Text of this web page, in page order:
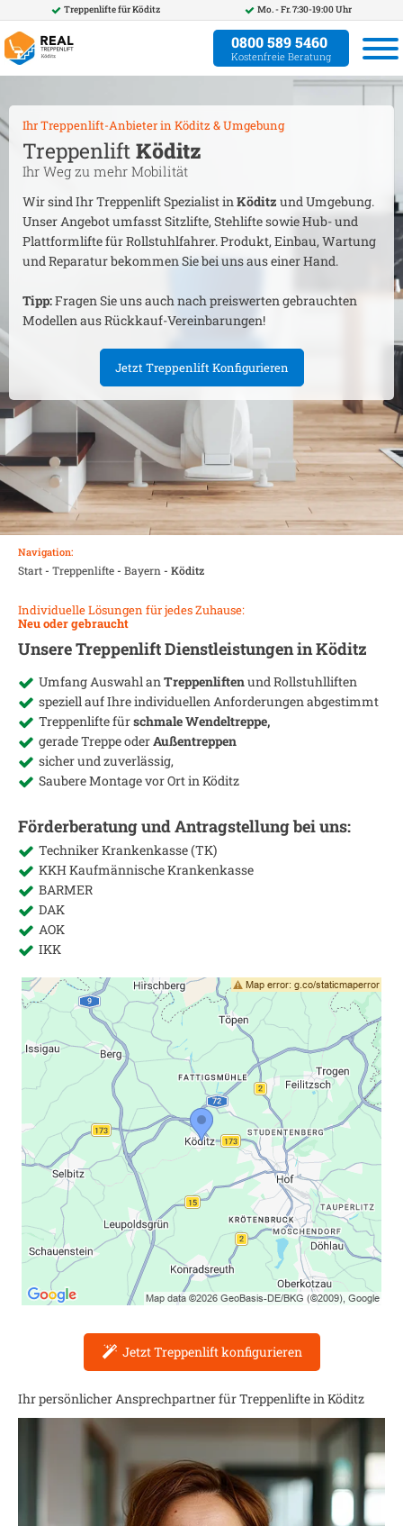
Treppenlifte fürKöditz Mo. - Fr. 7:30-19:00 Uhr
0800 589 5460
Kostenfreie Beratung
Ihr Treppenlift-Anbieter in Köditz& Umgebung
Treppenlift Köditz
Ihr Weg zu mehr Mobilität
Wir sind Ihr Treppenlift Spezialist inKöditz und Umgebung.
Unser Angebot umfasst Sitzlifte, Stehlifte sowie Hub- und
Plattformlifte für Rollstuhlfahrer. Produkt, Einbau, Wartung
und Reparatur bekommen Sie bei uns aus einer Hand.
Tipp:Fragen Sie uns auch nach preiswerten gebrauchten
Modellen aus Rückkauf-Vereinbarungen!
Jetzt Treppenlift Konfigurieren
Navigation:
Start- Treppenlifte- Bayern - Köditz
Individuelle Lösungen für jedes Zuhause:
Neu oder gebraucht
Unsere Treppenlift Dienstleistungen inKöditz
Umfang Auswahl anTreppenliftenund Rollstuhlliften
speziell auf Ihre individuellen Anforderungen abgestimmt
Treppenlifte fürschmale Wendeltreppe,
gerade Treppe oderAußentreppen
sicher und zuverlässig,
Saubere Montage vor Ort inKöditz
Förderberatung und Antragstellung bei uns:
Techniker Krankenkasse (TK)
KKH Kaufmännische Krankenkasse
BARMER
DAK
AOK
IKK
Jetzt Treppenlift konfigurieren
Ihr persönlicher Ansprechpartner für Treppenlifte inKöditz